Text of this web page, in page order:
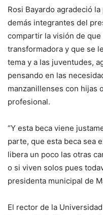
Rosi Bayardo agradeció
demás integrantes del
compartir la visión de
transformadora y que se
tema y a las juventudes,
pensando en las
manzanillenses con hijas
profesional.
“Y esta beca viene
parte, que esta beca sea
libera un poco las otras
o si viven solos pues
presidenta municipal de
El rector de la